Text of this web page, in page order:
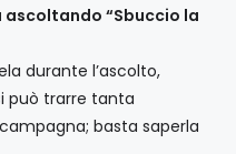
ascoltando “Sbuccio la
durante l’ascolto,
può trarre tanta
basta saperla